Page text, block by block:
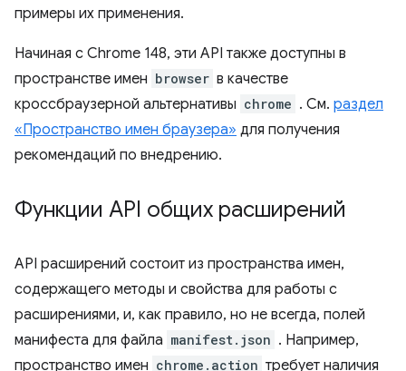
примеры их применения.
Начиная с Chrome 148, эти API также доступны в
пространстве имен browser в качестве
кроссбраузерной альтернативы chrome . См. раздел
«Пространство имен браузера» для получения
рекомендаций по внедрению.
Функции API общих расширений
API расширений состоит из пространства имен,
содержащего методы и свойства для работы с
расширениями, и, как правило, но не всегда, полей
манифеста для файла manifest.json . Например,
пространство имен chrome.action требует наличия